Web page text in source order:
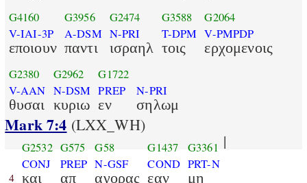
G4160
V-IAI-3P
εποιουν
G3956
A-DSM
παντι
G2474
N-PRI
ισραηλ
G3588
T-DPM
τοις
G2064
V-PMPDP
ερχομενοις
G2380
V-AAN
θυσαι
G2962
N-DSM
κυριω
G1722
PREP
εν
N-PRI
σηλωμ
Mark 7:4 (LXX_WH)
4
G2532
CONJ
και
G575
PREP
απ
G58
N-GSF
αγορας
G1437
COND
εαν
G3361
PRT-N
μη
|